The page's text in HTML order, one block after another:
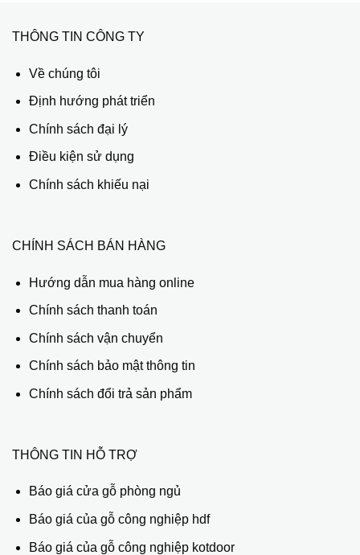
THÔNG TIN CÔNG TY
Về chúng tôi
Định hướng phát triển
Chính sách đại lý
Điều kiện sử dụng
Chính sách khiếu nại
CHÍNH SÁCH BÁN HÀNG
Hướng dẫn mua hàng online
Chính sách thanh toán
Chính sách vận chuyển
Chính sách bảo mật thông tin
Chính sách đổi trả sản phẩm
THÔNG TIN HỖ TRỢ
Báo giá cửa gỗ phòng ngủ
Báo giá của gỗ công nghiệp hdf
Báo giá của gỗ công nghiệp kotdoor